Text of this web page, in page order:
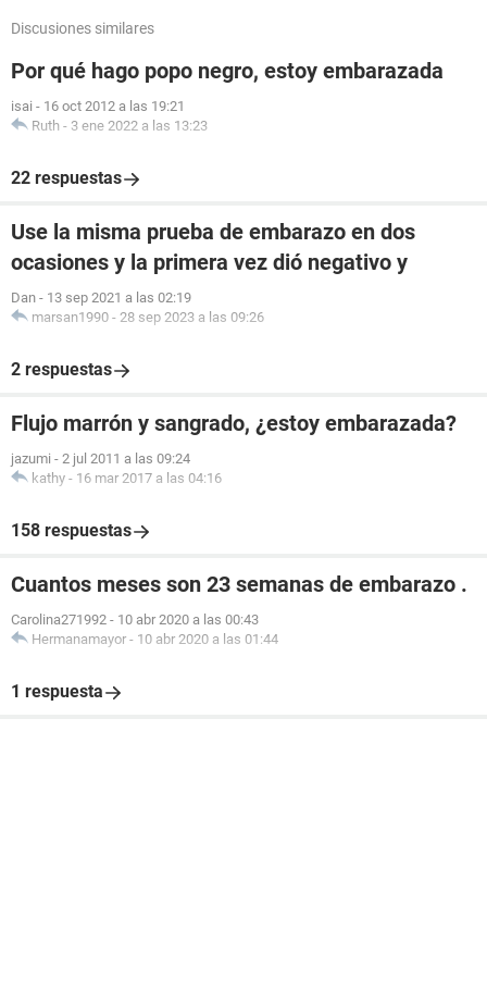
Discusiones similares
Por qué hago popo negro, estoy embarazada
isai - 16 oct 2012 a las 19:21
Ruth - 3 ene 2022 a las 13:23
22 respuestas
Use la misma prueba de embarazo en dos
ocasiones y la primera vez dió negativo y
Dan - 13 sep 2021 a las 02:19
marsan1990 - 28 sep 2023 a las 09:26
2 respuestas
Flujo marrón y sangrado, ¿estoy embarazada?
jazumi - 2 jul 2011 a las 09:24
kathy - 16 mar 2017 a las 04:16
158 respuestas
Cuantos meses son 23 semanas de embarazo .
Carolina271992 - 10 abr 2020 a las 00:43
Hermanamayor - 10 abr 2020 a las 01:44
1 respuesta